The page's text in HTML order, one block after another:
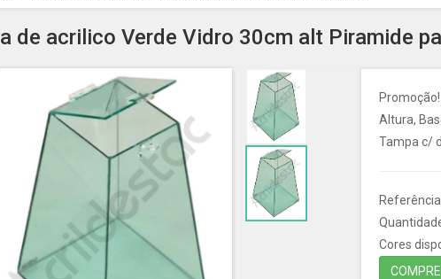
de acrilico Verde Vidro 30cm alt Piramide
Altura,
Tampa c/
Cores